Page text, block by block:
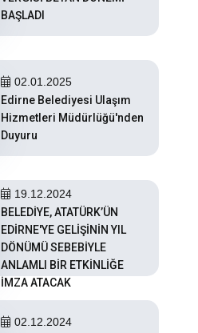
BAŞLADI
02.01.2025
Edirne Belediyesi Ulaşım
Hizmetleri Müdürlüğü'nden
Duyuru
19.12.2024
BELEDİYE, ATATÜRK’ÜN
EDİRNE'YE GELİŞİNİN YIL
DÖNÜMÜ SEBEBİYLE
ANLAMLI BİR ETKİNLİĞE
İMZA ATACAK
02.12.2024